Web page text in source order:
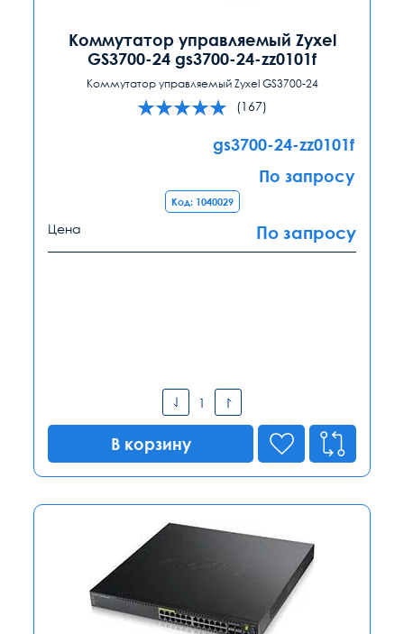
Коммутатор управляемый Zyxel
GS3700-24 gs3700-24-zz0101f
Коммутатор управляемый Zyxel GS3700-24
(167)
gs3700-24-zz0101f
По запросу
Код: 1040029
Цена По запросу
В корзину